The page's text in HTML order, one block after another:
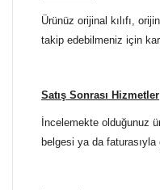
Ürünüz orijinal kılıfı,
takip edebilmeniz için
Satış Sonrası Hizmetler
İncelemekte olduğunuz
belgesi ya da